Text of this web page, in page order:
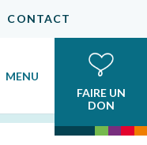
CONTACT
MENU
FAIRE UN
DON